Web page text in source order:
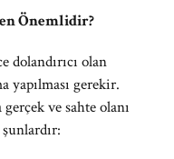
Önemlidir?
dolandırıcı olan
yapılması gerekir.
ve sahte olanı